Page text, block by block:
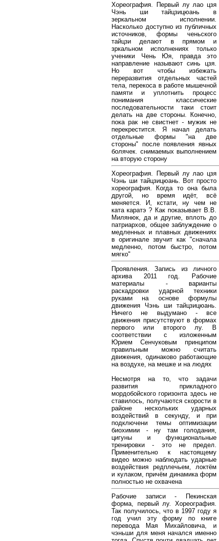
Хореография. Первый лу лао цзя
Чэнь ши тайцзицюань в
зеркальном исполнении.
Насколько доступно из публичных
источников, формы ченьского
тайцзи делают в прямом и
зркальном исполнениях только
ученики Чень Юя, правда это
направление называют синь цзя.
Но вот чтобы избежать
переразвития отдельных частей
тела, перекоса в работе мышечной
памяти и уплотнить процесс
понимания классические
последовательности таки стоит
делать на две стороны. Конечно,
пока рак не свистнет - мужик не
перекрестится. Я начал делать
отдельные формы "на две
стороны" после появления явных
болячек. снимаемых выполнением
на вторую сторону
Хореография. Первый лу лао цзя
Чэнь ши тайцзицюань. Вот просто
хореография. Когда то она была
другой, но время идёт, всё
меняется. И, кстати, ну чем не
ката каратэ ? Как показывает В.В.
Милянюк, да и другие, вплоть до
патриархов, общее заблуждение о
медленных и плавных движениях
в оригинале звучит как "сначала
медленно, потом быстро, потом
мягко"
Проявления. Запись из личного
архива 2011 год. Рабочие
материалы - варианты
раскадровки ударной техники
руками на основе формулы
движения Чэнь ши тайцзицюань.
Ничего не выдумано - все
движения присутствуют в формах
первого или второго лу. В
соответствии с изложенным
Юрием Сенчуковым принципом
правильным можно считать
движения, одинаково работающие
на воздухе, на мешке и на людях
Несмотря на то, что задачи
развития прикладного
мордобойского горизонта здесь не
ставилось, получаются скорости в
районе нескольких ударных
воздействий в секунду, и при
подключени темы оптимизации
биохимии - ну там голодания,
цигуны и функциональные
тренировки - это не предел.
Применительно к настоящему
видео можно наблюдать ударные
воздействия редплечьем, локтём
и кулаком, причём динамика форм
полностью не охвачена
Рабочие записи - Пекинская
форма, первый лу. Хореография.
Так получилось, что в 1997 году я
год учил эту форму по книге
перевода Мая Михайловича, и
чэньши для меня начался именно